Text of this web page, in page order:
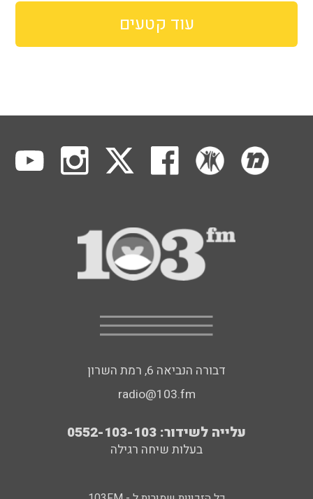
עוד קטעים
דבורה הנביאה 6, רמת השרון
radio@103.fm
עלייה לשידור: 0552-103-103
בעלות שיחה רגילה